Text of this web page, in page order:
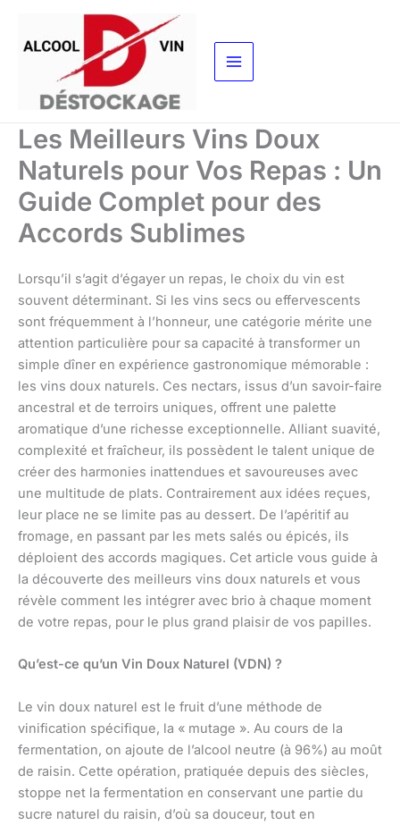
contenu
Les Meilleurs Vins Doux
Naturels pour Vos Repas : Un
Guide Complet pour des
Accords Sublimes
Lorsqu’il s’agit d’égayer un repas, le choix du vin est
souvent déterminant. Si les vins secs ou effervescents
sont fréquemment à l’honneur, une catégorie mérite une
attention particulière pour sa capacité à transformer un
simple dîner en expérience gastronomique mémorable :
les vins doux naturels. Ces nectars, issus d’un savoir-faire
ancestral et de terroirs uniques, offrent une palette
aromatique d’une richesse exceptionnelle. Alliant suavité,
complexité et fraîcheur, ils possèdent le talent unique de
créer des harmonies inattendues et savoureuses avec
une multitude de plats. Contrairement aux idées reçues,
leur place ne se limite pas au dessert. De l’apéritif au
fromage, en passant par les mets salés ou épicés, ils
déploient des accords magiques. Cet article vous guide à
la découverte des meilleurs vins doux naturels et vous
révèle comment les intégrer avec brio à chaque moment
de votre repas, pour le plus grand plaisir de vos papilles.
Qu’est-ce qu’un Vin Doux Naturel (VDN) ?
Le vin doux naturel est le fruit d’une méthode de
vinification spécifique, la « mutage ». Au cours de la
fermentation, on ajoute de l’alcool neutre (à 96%) au moût
de raisin. Cette opération, pratiquée depuis des siècles,
stoppe net la fermentation en conservant une partie du
sucre naturel du raisin, d’où sa douceur, tout en